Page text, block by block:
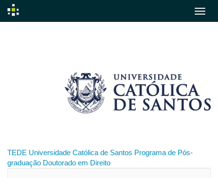
TEDE Universidade Católica de Santos Programa de Pós-
graduação Doutorado em Direito